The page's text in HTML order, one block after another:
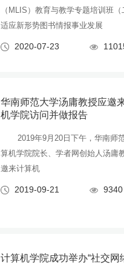
（MLIS）教育与教学专题培训班（
适应新形势图书情报事业发展
2020-07-23
华南师范大学汤庸教授应邀
机学院访问并做报告
2019年9月20日下午，华南师
算机学院院长、学者网创始人汤庸
邀来计算机
2019-09-21 9340
计算机学院成功举办“社交网